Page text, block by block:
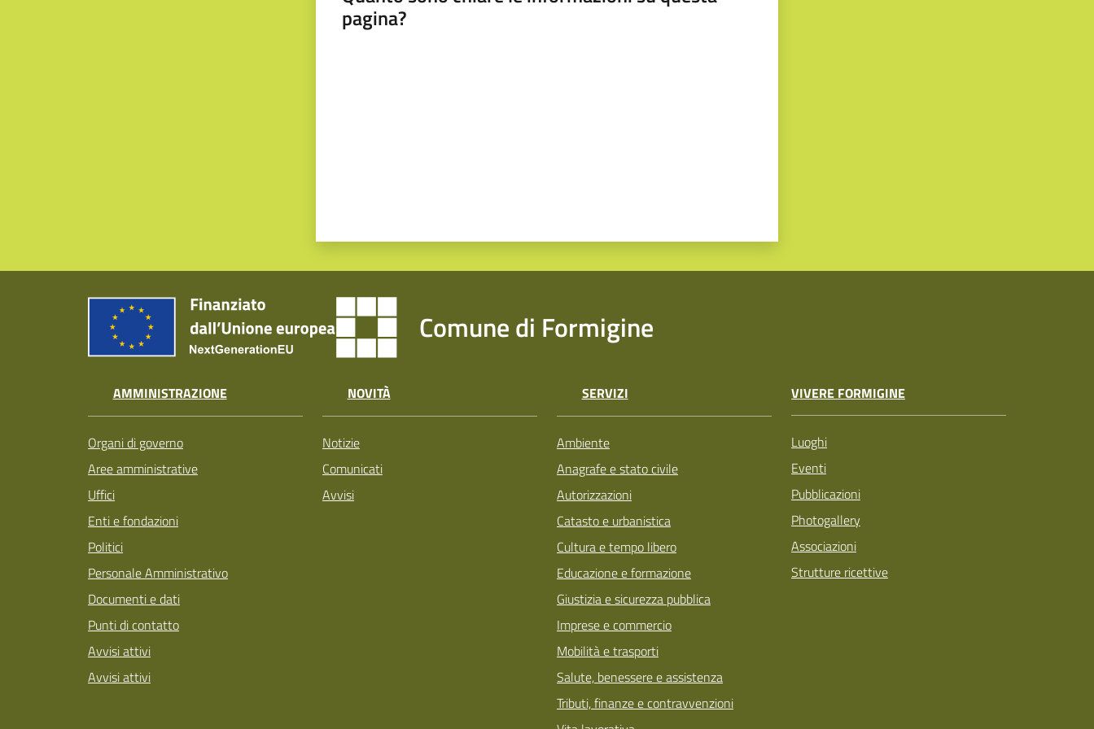
pagina?
Comune di Formigine
AMMINISTRAZIONE
Organi di governo
Aree amministrative
Uffici
Enti e fondazioni
Politici
Personale Amministrativo
Documenti e dati
Punti di contatto
Avvisi attivi
Avvisi attivi
NOVITÀ
Notizie
Comunicati
Avvisi
SERVIZI
Ambiente
Anagrafe e stato civile
Autorizzazioni
Catasto e urbanistica
Cultura e tempo libero
Educazione e formazione
Giustizia e sicurezza pubblica
Imprese e commercio
Mobilità e trasporti
Salute, benessere e assistenza
Tributi, finanze e contravvenzioni
VIVERE FORMIGINE
Luoghi
Eventi
Pubblicazioni
Photogallery
Associazioni
Strutture ricettive